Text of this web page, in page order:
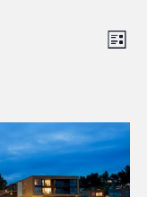
Liste